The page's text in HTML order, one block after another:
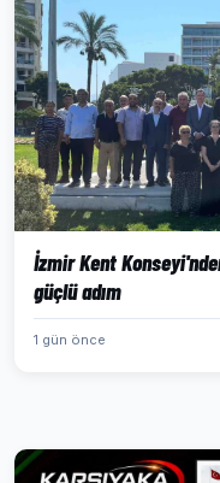
İzmir Kent
güçlü adım
1 gün önce